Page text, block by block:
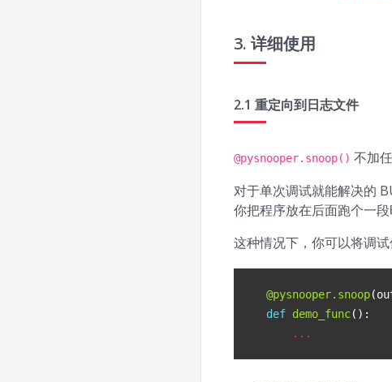
3. 详细使用
2.1 重定向到日志文件
@pysnooper.snoop() 不加
对于单次调试就能解决的
你把程序放在后面跑个一段
这种情况下，你可以将调
@pysnooper.snoop(
def demo_func():
...